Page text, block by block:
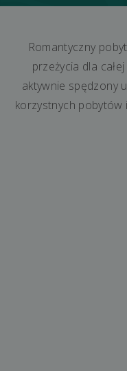
Romantyczny
przeżycia dla
aktywnie spędzony
korzystnych pobytów